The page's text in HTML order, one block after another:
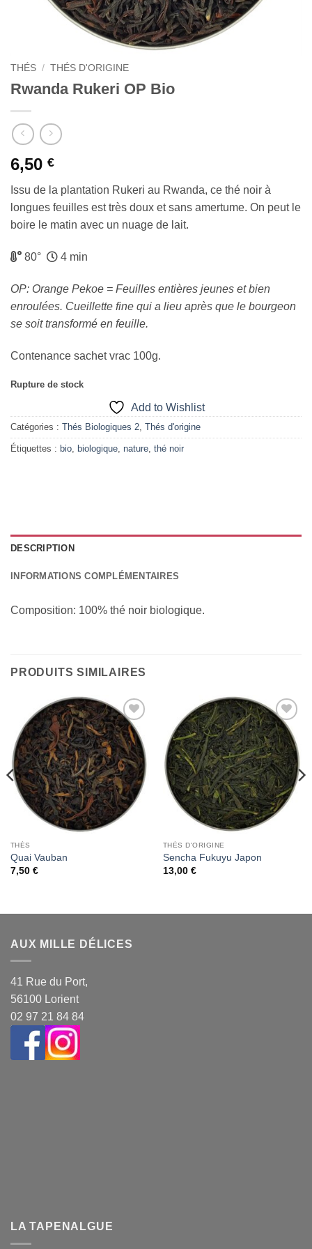
THÉS / THÉS D'ORIGINE
Rwanda Rukeri OP Bio
6,50 €
Issu de la plantation Rukeri au Rwanda, ce thé noir à
longues feuilles est très doux et sans amertume. On peut le
boire le matin avec un nuage de lait.
80° 4 min
OP: Orange Pekoe = Feuilles entières jeunes et bien
enroulées. Cueillette fine qui a lieu après que le bourgeon
se soit transformé en feuille.
Contenance sachet vrac 100g.
Rupture de stock
Add to Wishlist
Catégories : Thés Biologiques 2, Thés d'origine
Étiquettes : bio, biologique, nature, thé noir
DESCRIPTION
INFORMATIONS COMPLÉMENTAIRES
Composition: 100% thé noir biologique.
PRODUITS SIMILAIRES
Add to
Wishlist
THÉS
Quai Vauban
7,50 €
Add to
Wishlist
THÉS D'ORIGINE
Sencha Fukuyu Japon
13,00 €
AUX MILLE DÉLICES
41 Rue du Port,
56100 Lorient
02 97 21 84 84
LA TAPENALGUE